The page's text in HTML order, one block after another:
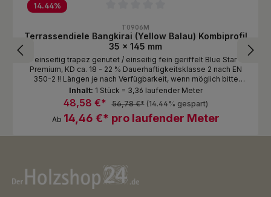
14.44%
T0906M
Terrassendiele Bangkirai (Yellow Balau) Kombiprofil
35 x 145 mm
einseitig trapez genutet / einseitig fein geriffelt Blue Star
Premium, KD ca. 18 - 22 % Dauerhaftigkeitsklasse 2 nach EN
350-2 !! Längen je nach Verfügbarkeit, wenn möglich bitte
Anfragen !!
Ab 14,46 €* pro laufender Meter
48,58 €* 56,78 €* (14.44% gespart)
Inhalt: 1 Stück = 3,36 laufender Meter